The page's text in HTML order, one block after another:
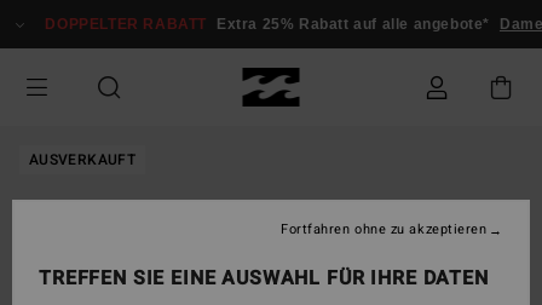
zur
springen
DOPPELTER RABATT Extra 25% Rabatt auf alle angebote* Damen
AUSVERKAUFT
TREFFEN SIE EINE AUSWAHL FÜR IHRE DATEN
Fortfahren ohne zu akzeptieren